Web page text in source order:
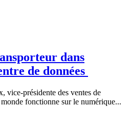
dans
de données
vice-présidente des ventes de
fonctionne sur le numérique...